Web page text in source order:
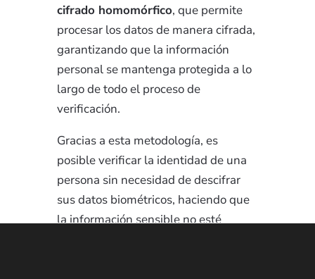
cifrado homomórfico, que permite
procesar los datos de manera cifrada,
garantizando que la información
personal se mantenga protegida a lo
largo de todo el proceso de
verificación.
Gracias a esta metodología, es
posible verificar la identidad de una
persona sin necesidad de descifrar
sus datos biométricos, haciendo que
la información sensible no esté